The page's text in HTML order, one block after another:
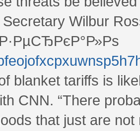
Wilbur
blanket tariffs is
CNN. “There
that just are